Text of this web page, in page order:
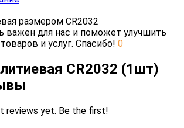
размером CR2032
важен для нас и поможет улучшить
и услуг. Спасибо! 0
CR2032 (1шт)
reviews yet. Be the first!